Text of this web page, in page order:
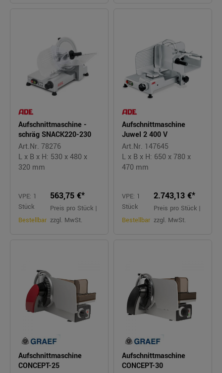
Aufschnittmaschine -
schräg SNACK220-230
Art.Nr. 78276
L x B x H: 530 x 480 x
320 mm
VPE: 1
Stück
Bestellbar
563,75 €*
Preis pro Stück |
zzgl. MwSt.
Aufschnittmaschine
Juwel 2 400 V
Art.Nr. 147645
L x B x H: 650 x 780 x
470 mm
VPE: 1
Stück
Bestellbar
2.743,13 €*
Preis pro Stück |
zzgl. MwSt.
Aufschnittmaschine
CONCEPT-25
Aufschnittmaschine
CONCEPT-30